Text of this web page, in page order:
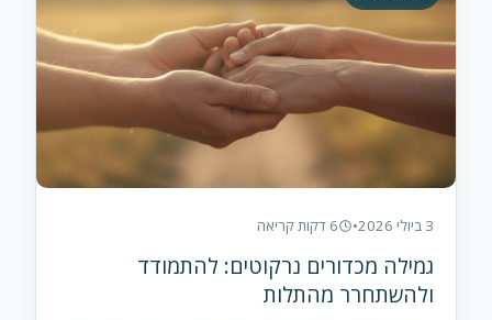
3 ביולי 2026 • 6 דקות קריאה
גמילה מכדורים נרקוטים: להתמודד
ולהשתחרר מהתלות